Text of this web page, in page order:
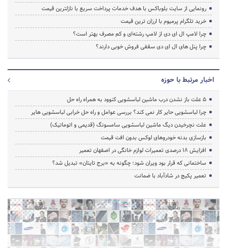
رونمایی از سایت بلوباکس با هدف خدمات پرداخت سریع با نازلترین قیمت
خرید تلگرام پرمیوم با ارزان ترین قیمت
چرا لامپ ال ای دی از لامپ رشته‌ای و کم مصرف بهتر است؟
چرا پنل های ال ای دی سقفی فروش خوبی دارند؟
اخبار مرتبط با حوزه
5 علت باز نشدن درب ماشین لباسشویی کنوود به همراه راه حل
چرا لباسشویی حایر کار نمی کند؟ بررسی عوامل و راه حل خرابی لباسشویی هایر
علت نچرخیدن دیگ ماشین لباسشویی سامسونگ (قدیمی و اتوماتیک)
بازسازی بدنه خودروهای لوکس بدون افت قیمت
افزایش ۱۸ درصدی تعمیرات لوازم خانگی در اصفهان تعمیر
ساختمانی که قرار بود ویران شود؛ چگونه به «برج تایتان» تبدیل شد؟
تعمیر پکیج در شادآباد با ضمانت